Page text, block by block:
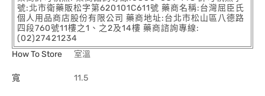
號:北市衛藥販松字第620101C611號 藥商名稱:台灣屈臣氏
個人用品商店股份有限公司 藥商地址:台北市松山區八德路
四段760號11樓之1、之2及14樓 藥商諮詢專線:
(02)27421234
How To Store
室溫
寬 11.5